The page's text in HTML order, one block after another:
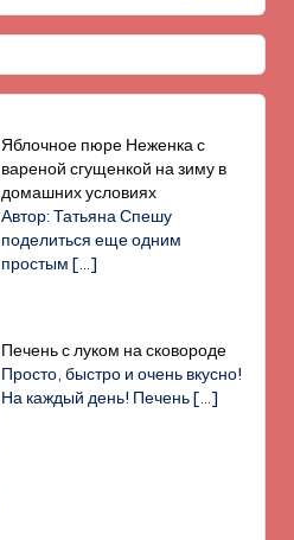
Яблочное пюре Неженка с
вареной сгущенкой на зиму в
домашних условиях
Автор: Татьяна Спешу
поделиться еще одним
простым[…]
Печень с луком на сковороде
Просто, быстро и очень вкусно!
На каждый день! Печень[…]